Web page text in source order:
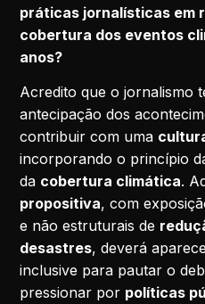
práticas jornalísticas em
cobertura dos eventos
anos?
Acredito que o jornalismo
antecipação dos
contribuir com uma
incorporando o princípio
da cobertura climática.
propositiva, com
e não estruturais de
desastres, deverá
inclusive para pautar o
pressionar por políticas